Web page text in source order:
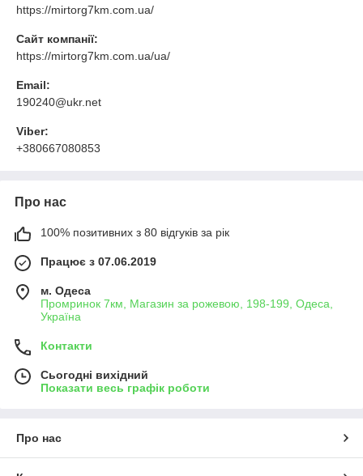
https://mirtorg7km.com.ua/
Сайт компанії:
https://mirtorg7km.com.ua/ua/
Email:
190240@ukr.net
Viber:
+380667080853
Про нас
100% позитивних з 80 відгуків за рік
Працює з 07.06.2019
м. Одеса
Промринок 7км, Магазин за рожевою, 198-199, Одеса,
Україна
Контакти
Сьогодні вихідний
Показати весь графік роботи
Про нас